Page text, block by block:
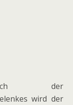
der
wird der